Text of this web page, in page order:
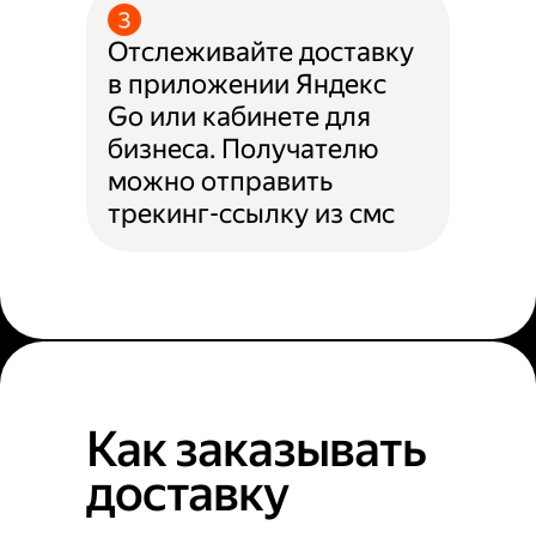
Отслеживайте доставку
в приложении Яндекс
Go или кабинете для
бизнеса. Получателю
можно отправить
трекинг-ссылку из смс
Как заказывать
доставку